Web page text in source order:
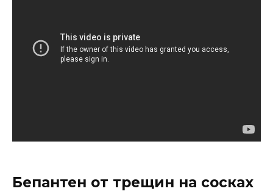
Бепантен от трещин на сосках